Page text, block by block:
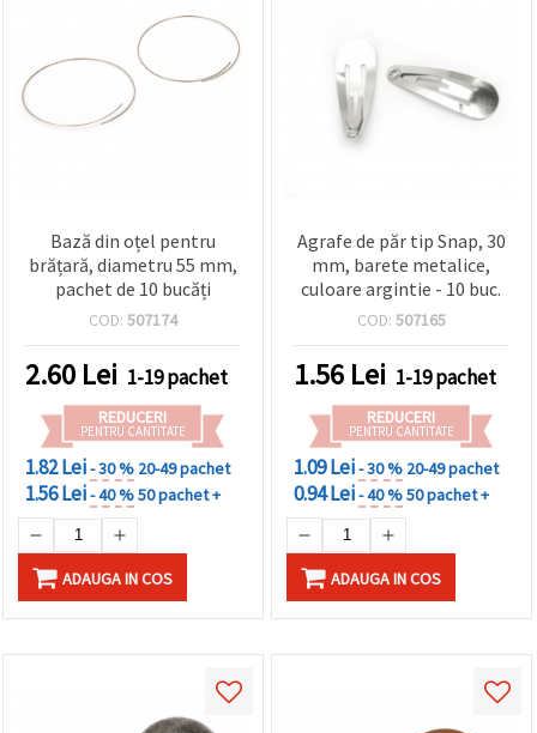
Bază din oțel pentru
brățară, diametru 55 mm,
pachet de 10 bucăți
COD: 507174
2.60 Lei 1-19 pachet
REDUCERI
PENTRU CANTITATE
1.82 Lei- 30 % 20-49 pachet
1.56 Lei- 40 %50 pachet +
ADAUGA IN COS
Agrafe de păr tip Snap, 30
mm, barete metalice,
culoare argintie - 10 buc.
COD: 507165
1.56 Lei 1-19 pachet
REDUCERI
PENTRU CANTITATE
1.09 Lei- 30 % 20-49 pachet
0.94 Lei- 40 %50 pachet +
ADAUGA IN COS